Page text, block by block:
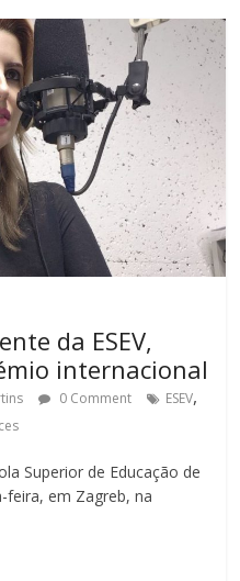
da ESEV,
internacional
0 Comment ESEV,
Superior de Educação de
feira, em Zagreb, na